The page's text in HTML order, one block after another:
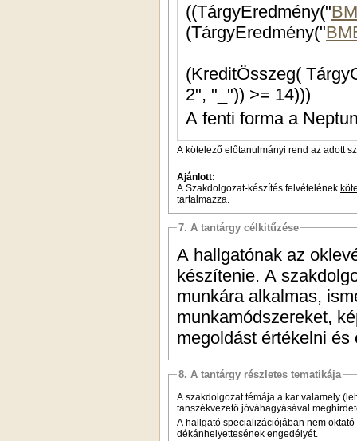
((TárgyEredmény("
(TárgyEredmény("
(KreditÖsszeg(
2", "_")) >= 14)))
A fenti forma a
A kötelező előtanulmányi rend az adott
Ajánlott:
A Szakdolgozat-készítés felvételének
tartalmazza.
7. A tantárgy célkitűzése
A hallgatónak az
készítenie. A
munkára alkalmas,
munkamódszereket,
megoldást értékelni és
8. A tantárgy részletes tematikája
A szakdolgozat témája a kar valamely
tanszékvezető jóváhagyásával
A hallgató specializációjában nem
dékánhelyettesének engedélyét.